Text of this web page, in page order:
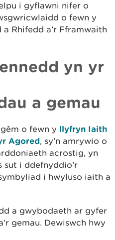
i gyflawni nifer o
o fewn y
Rhifedd a’r Fframwaith
yn yr
a gemau
o fewn y llyfryn Iaith
Agored, sy’n amrywio o
acrostig, yn
i ddefnyddio’r
i hwyluso iaith a
a gwybodaeth ar gyfer
gemau. Dewiswch hwy